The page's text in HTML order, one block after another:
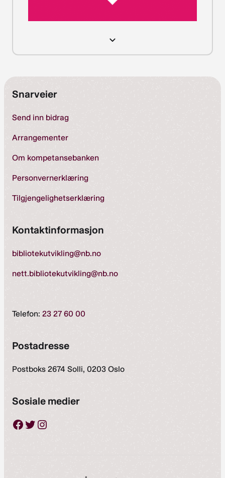
Snarveier
Send inn bidrag
Arrangementer
Om kompetansebanken
Personvernerklæring
Tilgjengelighetserklæring
Kontaktinformasjon
bibliotekutvikling@nb.no
nett.bibliotekutvikling@nb.no
Telefon: 23 27 60 00
Postadresse
Postboks 2674 Solli, 0203 Oslo
Sosiale medier
Facebook Twitter Instagram